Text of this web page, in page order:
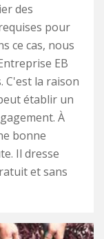
des
pour
ce cas, nous
EB
C'est la raison
établir un
À
bonne
Il dresse
et sans